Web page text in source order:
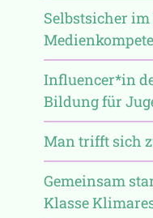
Selbstsicher
Influencer*in
Bildung für
Man trifft sich
Gemeinsam
Klasse